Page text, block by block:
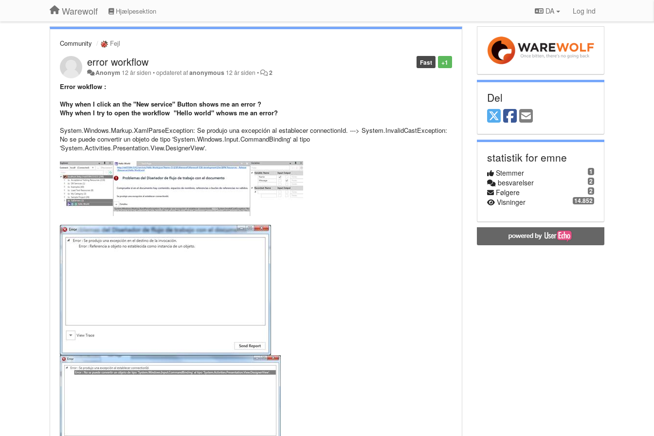
Warewolf Hjælpesektion DA Log ind
Community Fejl
+1
Fast
error workflow
Anonym 12 år siden •opdateret afanonymous 12 år siden • 2
Error wokflow :
Why when I click an the "New service" Button shows me an error ?
Why when I try to open the workflow "Hello world" whows me an error?
System.Windows.Markup.XamlParseException: Se produjo una excepción al establecer connectionId. ---> System.InvalidCastException:
No se puede convertir un objeto de tipo 'System.Windows.Input.CommandBinding' al tipo
'System.Activities.Presentation.View.DesignerView'.
Del
statistik for emne
1
Stemmer
2
besvarelser
2
Følgere
14.852
Visninger